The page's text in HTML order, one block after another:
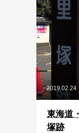
2019.02.24
東海道
塚跡